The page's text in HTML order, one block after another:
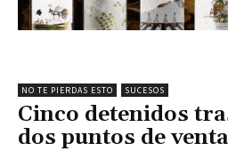
NO TE PIERDAS ESTO SUCESOS
Cinco detenidos
dos puntos de